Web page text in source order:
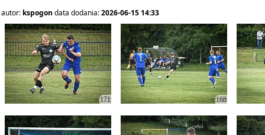
autor: kspogon data dodania:2026-06-15 14:33
171 168